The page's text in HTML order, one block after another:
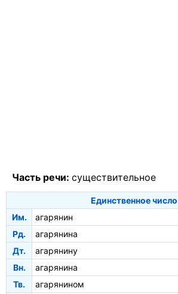
Часть речи: существительное
Единственное число
Им.
агарянин
Рд.
агарянина
Дт.
агарянину
Вн.
агарянина
Тв.
агарянином